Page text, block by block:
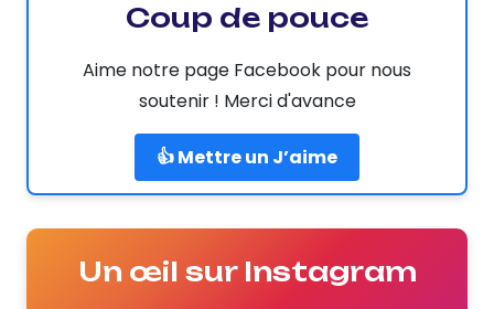
Coup de pouce
Aime notre page Facebook pour nous
soutenir ! Merci d'avance
👍 Mettre un J’aime
Un œil sur Instagram